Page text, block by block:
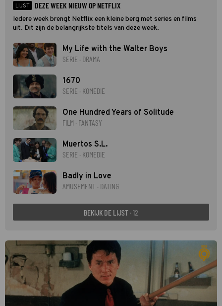
LIJST DEZE WEEK NIEUW OP NETFLIX
Iedere week brengt Netflix een kleine berg met series en films
uit. Dit zijn de belangrijkste titels van deze week.
My Life with the Walter Boys
SERIE · DRAMA
1670
SERIE · KOMEDIE
One Hundred Years of Solitude
FILM · FANTASY
Muertos S.L.
SERIE · KOMEDIE
Badly in Love
AMUSEMENT · DATING
BEKIJK DE LIJST · 12